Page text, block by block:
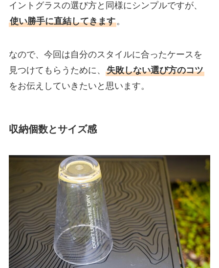
イントグラスの選び方と同様にシンプルですが、
使い勝手に直結してきます。
なので、今回は自分のスタイルに合ったケースを
見つけてもらうために、 失敗しない選び方のコツ
をお伝えしていきたいと思います。
収納個数とサイズ感